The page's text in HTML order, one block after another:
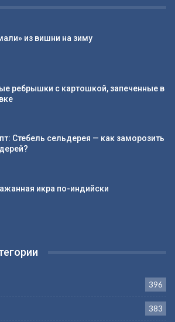
из вишни на зиму
ребрышки с картошкой, запеченные в
Стебель сельдерея — как заморозить
икра по-индийски
396
383